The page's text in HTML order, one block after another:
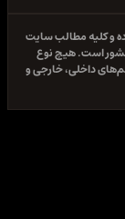
و کلیه مطالب سایت
است. هیچ نوع
داخلی، خارجی و